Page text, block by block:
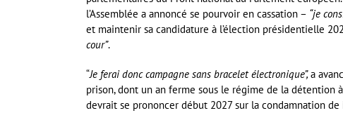
l’Assemblée a annoncé se pourvoir en cassation – “je
et maintenir sa candidature à l’élection présidentielle
cour”.
“Je ferai donc campagne sans bracelet électronique”,a
prison, dont un an ferme sous le régime de la détention
devrait se prononcer début 2027 sur la condamnation de